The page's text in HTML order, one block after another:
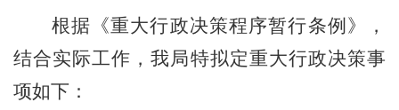
根据《重大行政决策程序暂行条例》，
结合实际工作，我局特拟定重大行政决策事
项如下：